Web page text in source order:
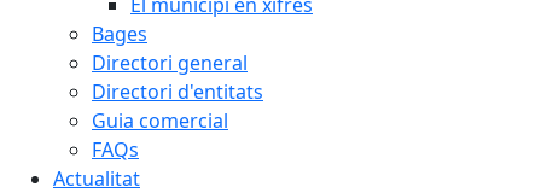
Bages
Directori general
Directori d'entitats
Guia comercial
FAQs
Actualitat